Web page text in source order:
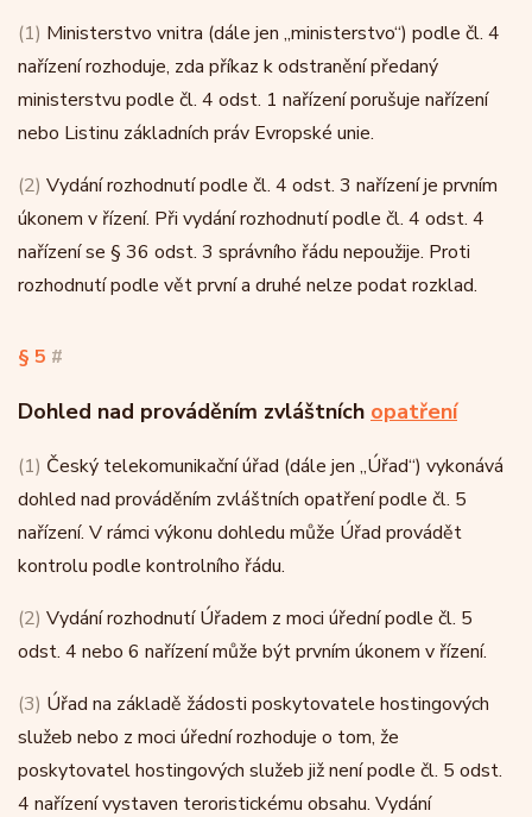
(1) Ministerstvo vnitra (dále jen „ministerstvo“) podle čl. 4
nařízení rozhoduje, zda příkaz k odstranění předaný
ministerstvu podle čl. 4 odst. 1 nařízení porušuje nařízení
nebo Listinu základních práv Evropské unie.
(2) Vydání rozhodnutí podle čl. 4 odst. 3 nařízení je prvním
úkonem v řízení. Při vydání rozhodnutí podle čl. 4 odst. 4
nařízení se § 36 odst. 3 správního řádu nepoužije. Proti
rozhodnutí podle vět první a druhé nelze podat rozklad.
§ 5 #
Dohled nad prováděním zvláštních opatření
(1) Český telekomunikační úřad (dále jen „Úřad“) vykonává
dohled nad prováděním zvláštních opatření podle čl. 5
nařízení. V rámci výkonu dohledu může Úřad provádět
kontrolu podle kontrolního řádu.
(2) Vydání rozhodnutí Úřadem z moci úřední podle čl. 5
odst. 4 nebo 6 nařízení může být prvním úkonem v řízení.
(3) Úřad na základě žádosti poskytovatele hostingových
služeb nebo z moci úřední rozhoduje o tom, že
poskytovatel hostingových služeb již není podle čl. 5 odst.
4 nařízení vystaven teroristickému obsahu. Vydání